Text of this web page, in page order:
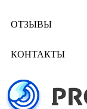
ОТЗЫВЫ
КОНТАКТЫ